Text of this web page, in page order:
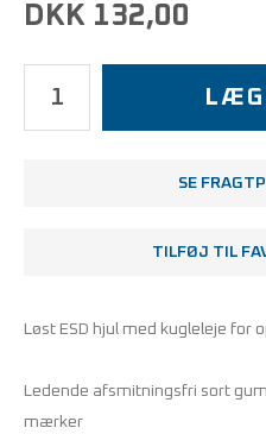
DKK 132,00
LÆG
SE
TILFØJ TIL
Løst ESD hjul med kugleleje for
Ledende afsmitningsfri sort
mærker